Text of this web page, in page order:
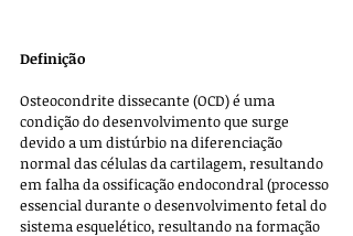
Definição
Osteocondrite dissecante (OCD) é uma
condição do desenvolvimento que surge
devido a um distúrbio na diferenciação
normal das células da cartilagem, resultando
em falha da ossificação endocondral (processo
essencial durante o desenvolvimento fetal do
sistema esquelético, resultando na formação